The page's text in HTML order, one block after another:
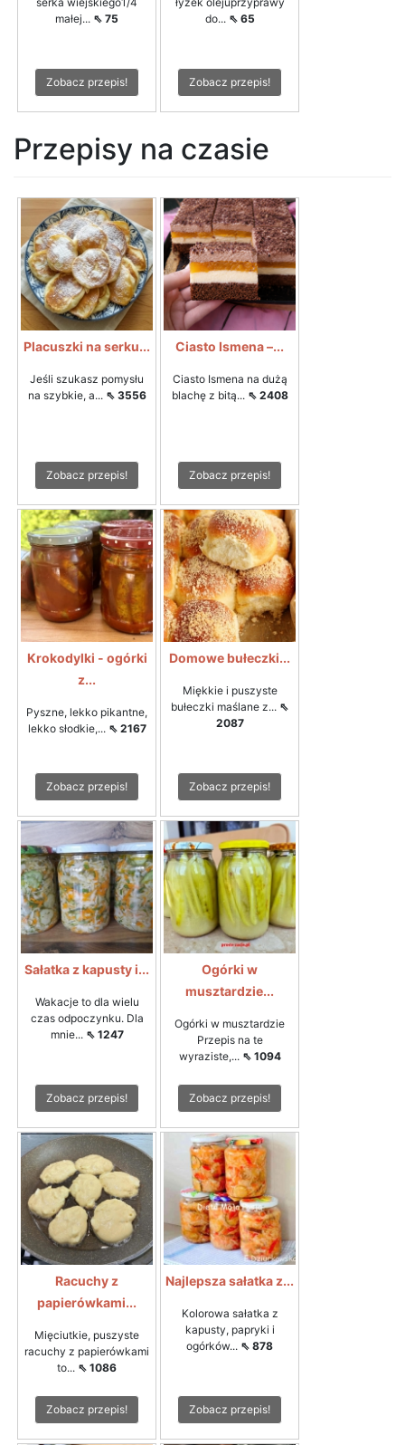
małej... ⇖ 75
Zobacz przepis!
do... ⇖ 65
Zobacz przepis!
Przepisy na czasie
Placuszki na serku...
Jeśli szukasz pomysłu
na szybkie, a... ⇖ 3556
Zobacz przepis!
Ciasto Ismena –...
Ciasto Ismena na dużą
blachę z bitą... ⇖ 2408
Zobacz przepis!
Krokodylki - ogórki
z...
Pyszne, lekko pikantne,
lekko słodkie,... ⇖ 2167
Zobacz przepis!
Domowe bułeczki...
Miękkie i puszyste
bułeczki maślane z... ⇖
2087
Zobacz przepis!
Sałatka z kapusty i...
Wakacje to dla wielu
czas odpoczynku. Dla
mnie... ⇖ 1247
Zobacz przepis!
Ogórki w
musztardzie...
Ogórki w musztardzie
Przepis na te
wyraziste,... ⇖ 1094
Zobacz przepis!
Racuchy z
papierówkami...
Mięciutkie, puszyste
racuchy z papierówkami
to... ⇖ 1086
Zobacz przepis!
Najlepsza sałatka z...
Kolorowa sałatka z
kapusty, papryki i
ogórków... ⇖ 878
Zobacz przepis!